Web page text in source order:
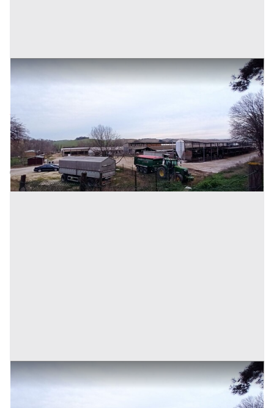
1#8154 Cessione di azienda esercente l'attività di
gestione stalle
Inserito il: 01/03/2024
Serra De' Conti (Ancona)
Annuncio scaduto
2.421.827 €
Codice annuncio:816353200
1#8154 Cessione di azienda esercente l'attività di
gestione stalle